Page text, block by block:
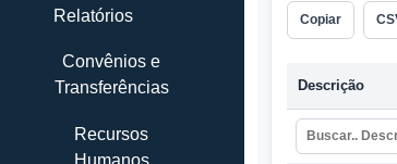
Relatórios
Convênios e
Transferências
Recursos